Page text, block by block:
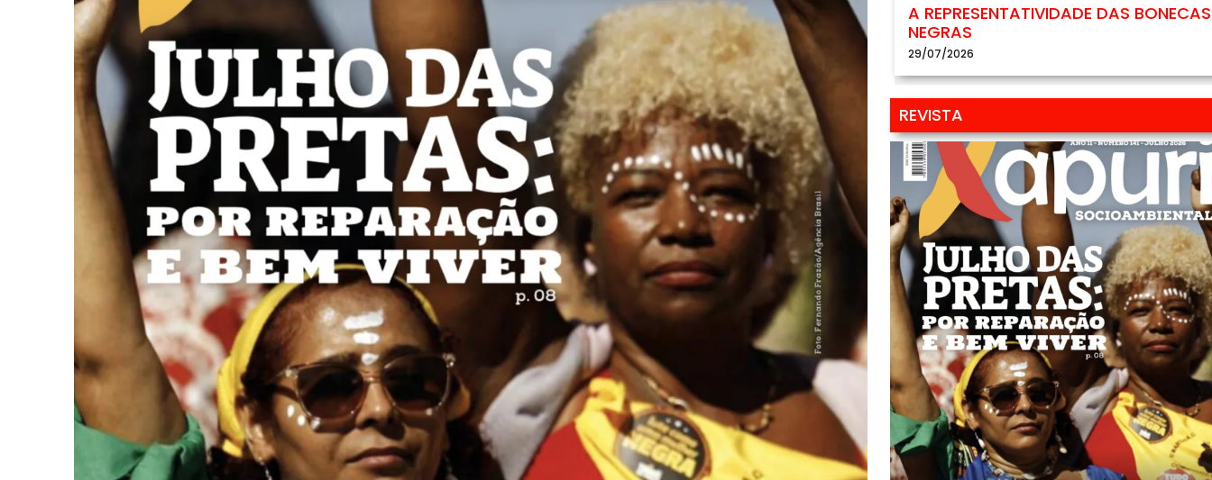
A REPRESENTATIVIDADE DAS BONECAS
NEGRAS
29/07/2026
REVISTA